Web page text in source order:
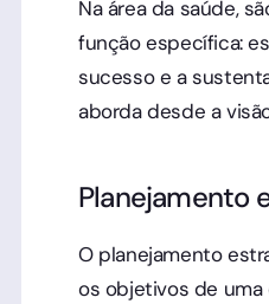
Na área da saúde,
função específica:
sucesso e a
aborda desde a
Planejamento
O planejamento
os objetivos de uma